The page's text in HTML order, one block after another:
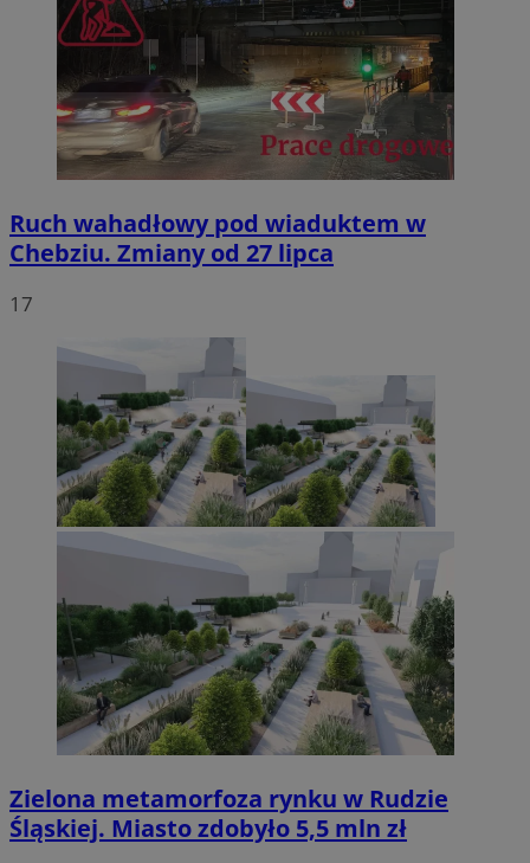
Ruch wahadłowy pod wiaduktem w
Chebziu. Zmiany od 27 lipca
17
Zielona metamorfoza rynku w Rudzie
Śląskiej. Miasto zdobyło 5,5 mln zł